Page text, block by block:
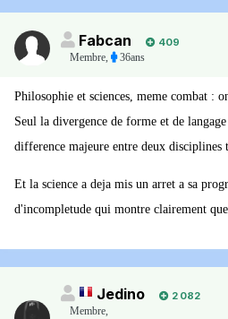
Fabcan
409
Membre, 36ans
Philosophie et sciences, meme combat :
Seul la divergence de forme et de
difference majeure entre deux disciplines
Et la science a deja mis un arret a sa
d'incompletude qui montre clairement
Jedino
2 082
Membre,